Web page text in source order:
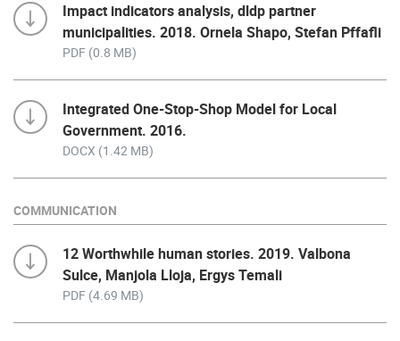
Impact indicators analysis, dldp partner
municipalities. 2018. Ornela Shapo, Stefan Pffafli
PDF (0.8 MB)
Integrated One-Stop-Shop Model for Local
Government. 2016.
DOCX (1.42 MB)
COMMUNICATION
12 Worthwhile human stories. 2019. Valbona
Sulce, Manjola Lloja, Ergys Temali
PDF (4.69 MB)